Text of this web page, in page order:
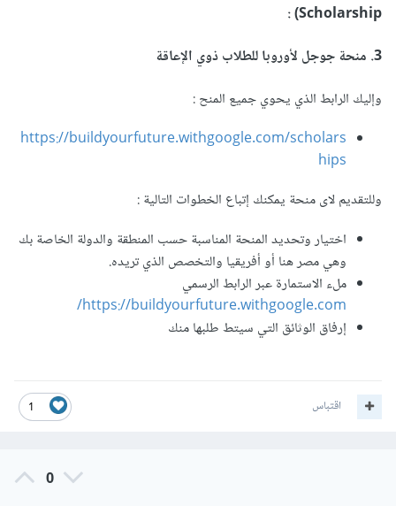
Scholarship)
3. منحة جوجل لأوروبا للطلاب ذوي الإعاقة
وإليك الرابط الذي يحوي جميع المنح
https://buildyourfuture.withgoogle.com/scholars
hips
وللتقديم لاى منحة يمكنك إتباع الخطوات التالية
اختيار وتحديد المنحة المناسبة حسب المنطقة والدولة الخاصة بك
وهي مصر هنا أو أفريقيا والتخصص الذي تريده.
ملء الاستمارة عبر الرابط الرسمي
https://buildyourfuture.withgoogle.com/
إرفاق الوثائق التي سيتط طلبها منك
1 اقتباس
0